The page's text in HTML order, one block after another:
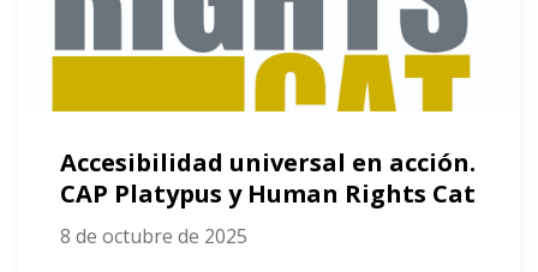
Accesibilidad universal en acción.
CAP Platypus y Human Rights Cat
8 de octubre de 2025